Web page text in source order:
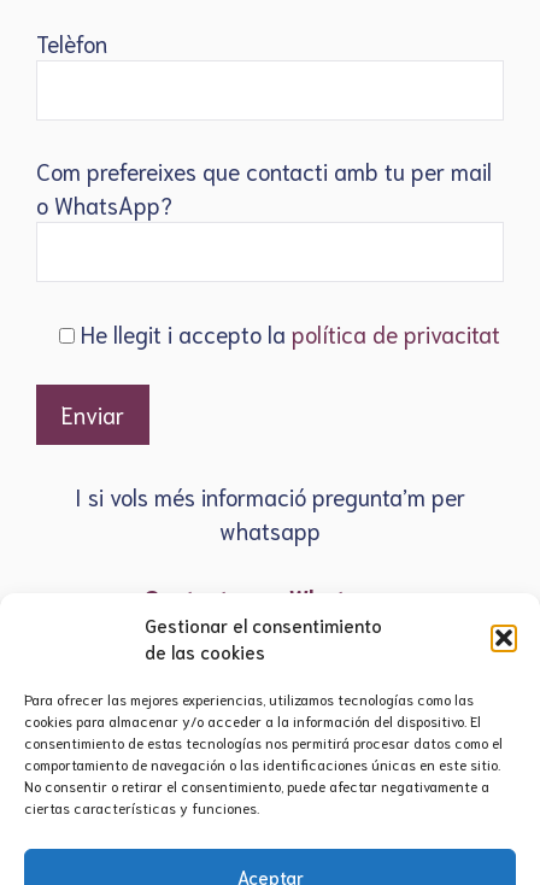
Gestionar el consentimiento
de las cookies
Para ofrecer las mejores experiencias, utilizamos tecnologías como las
cookies para almacenar y/o acceder a la información del dispositivo. El
consentimiento de estas tecnologías nos permitirá procesar datos como el
comportamiento de navegación o las identificaciones únicas en este sitio.
No consentir o retirar el consentimiento, puede afectar negativamente a
ciertas características y funciones.
Aceptar
Telèfon
Com prefereixes que contacti amb tu per mail
o WhatsApp?
He llegit i accepto la política de privacitat
I si vols més informació pregunta’m per
whatsapp
Contacta per Whatsapp
Política de privacidad